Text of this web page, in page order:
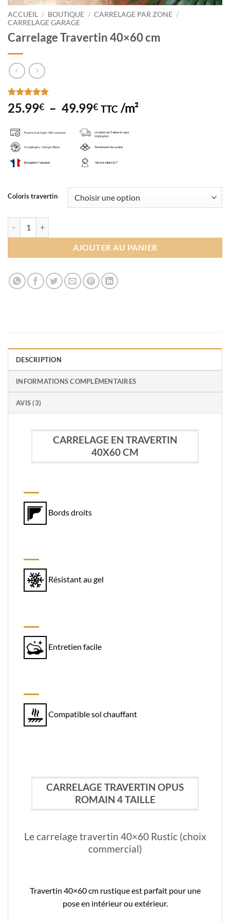
ACCUEIL / BOUTIQUE / CARRELAGE PAR ZONE /
CARRELAGE GARAGE
Carrelage Travertin 40×60 cm
Noté5sur
5 basé sur
3
client
25.99€ – 49.99€Plage
prix :
25.99€
49.99€
TTC /m²
Coloris travertin
AJOUTER AU PANIER
DESCRIPTION
INFORMATIONS COMPLÉMENTAIRES
AVIS (3)
CARRELAGE EN TRAVERTIN
40X60 CM
Bords droits
Résistant au gel
Entretien facile
Compatible sol chauffant
CARRELAGE TRAVERTIN OPUS
ROMAIN 4 TAILLE
Le carrelage travertin 40×60 Rustic (choix
commercial)
Travertin 40×60 cm rustique est parfait pour une
pose en intérieur ou extérieur.